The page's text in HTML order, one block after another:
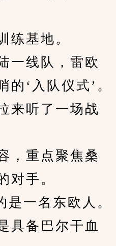
基地。
线队，雷欧
的‘入队仪式’。
听了一场战
重点聚焦桑
对手。
一名东欧人。
备巴尔干血